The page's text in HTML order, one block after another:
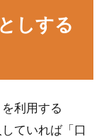
しする
利用する
ていれば「口